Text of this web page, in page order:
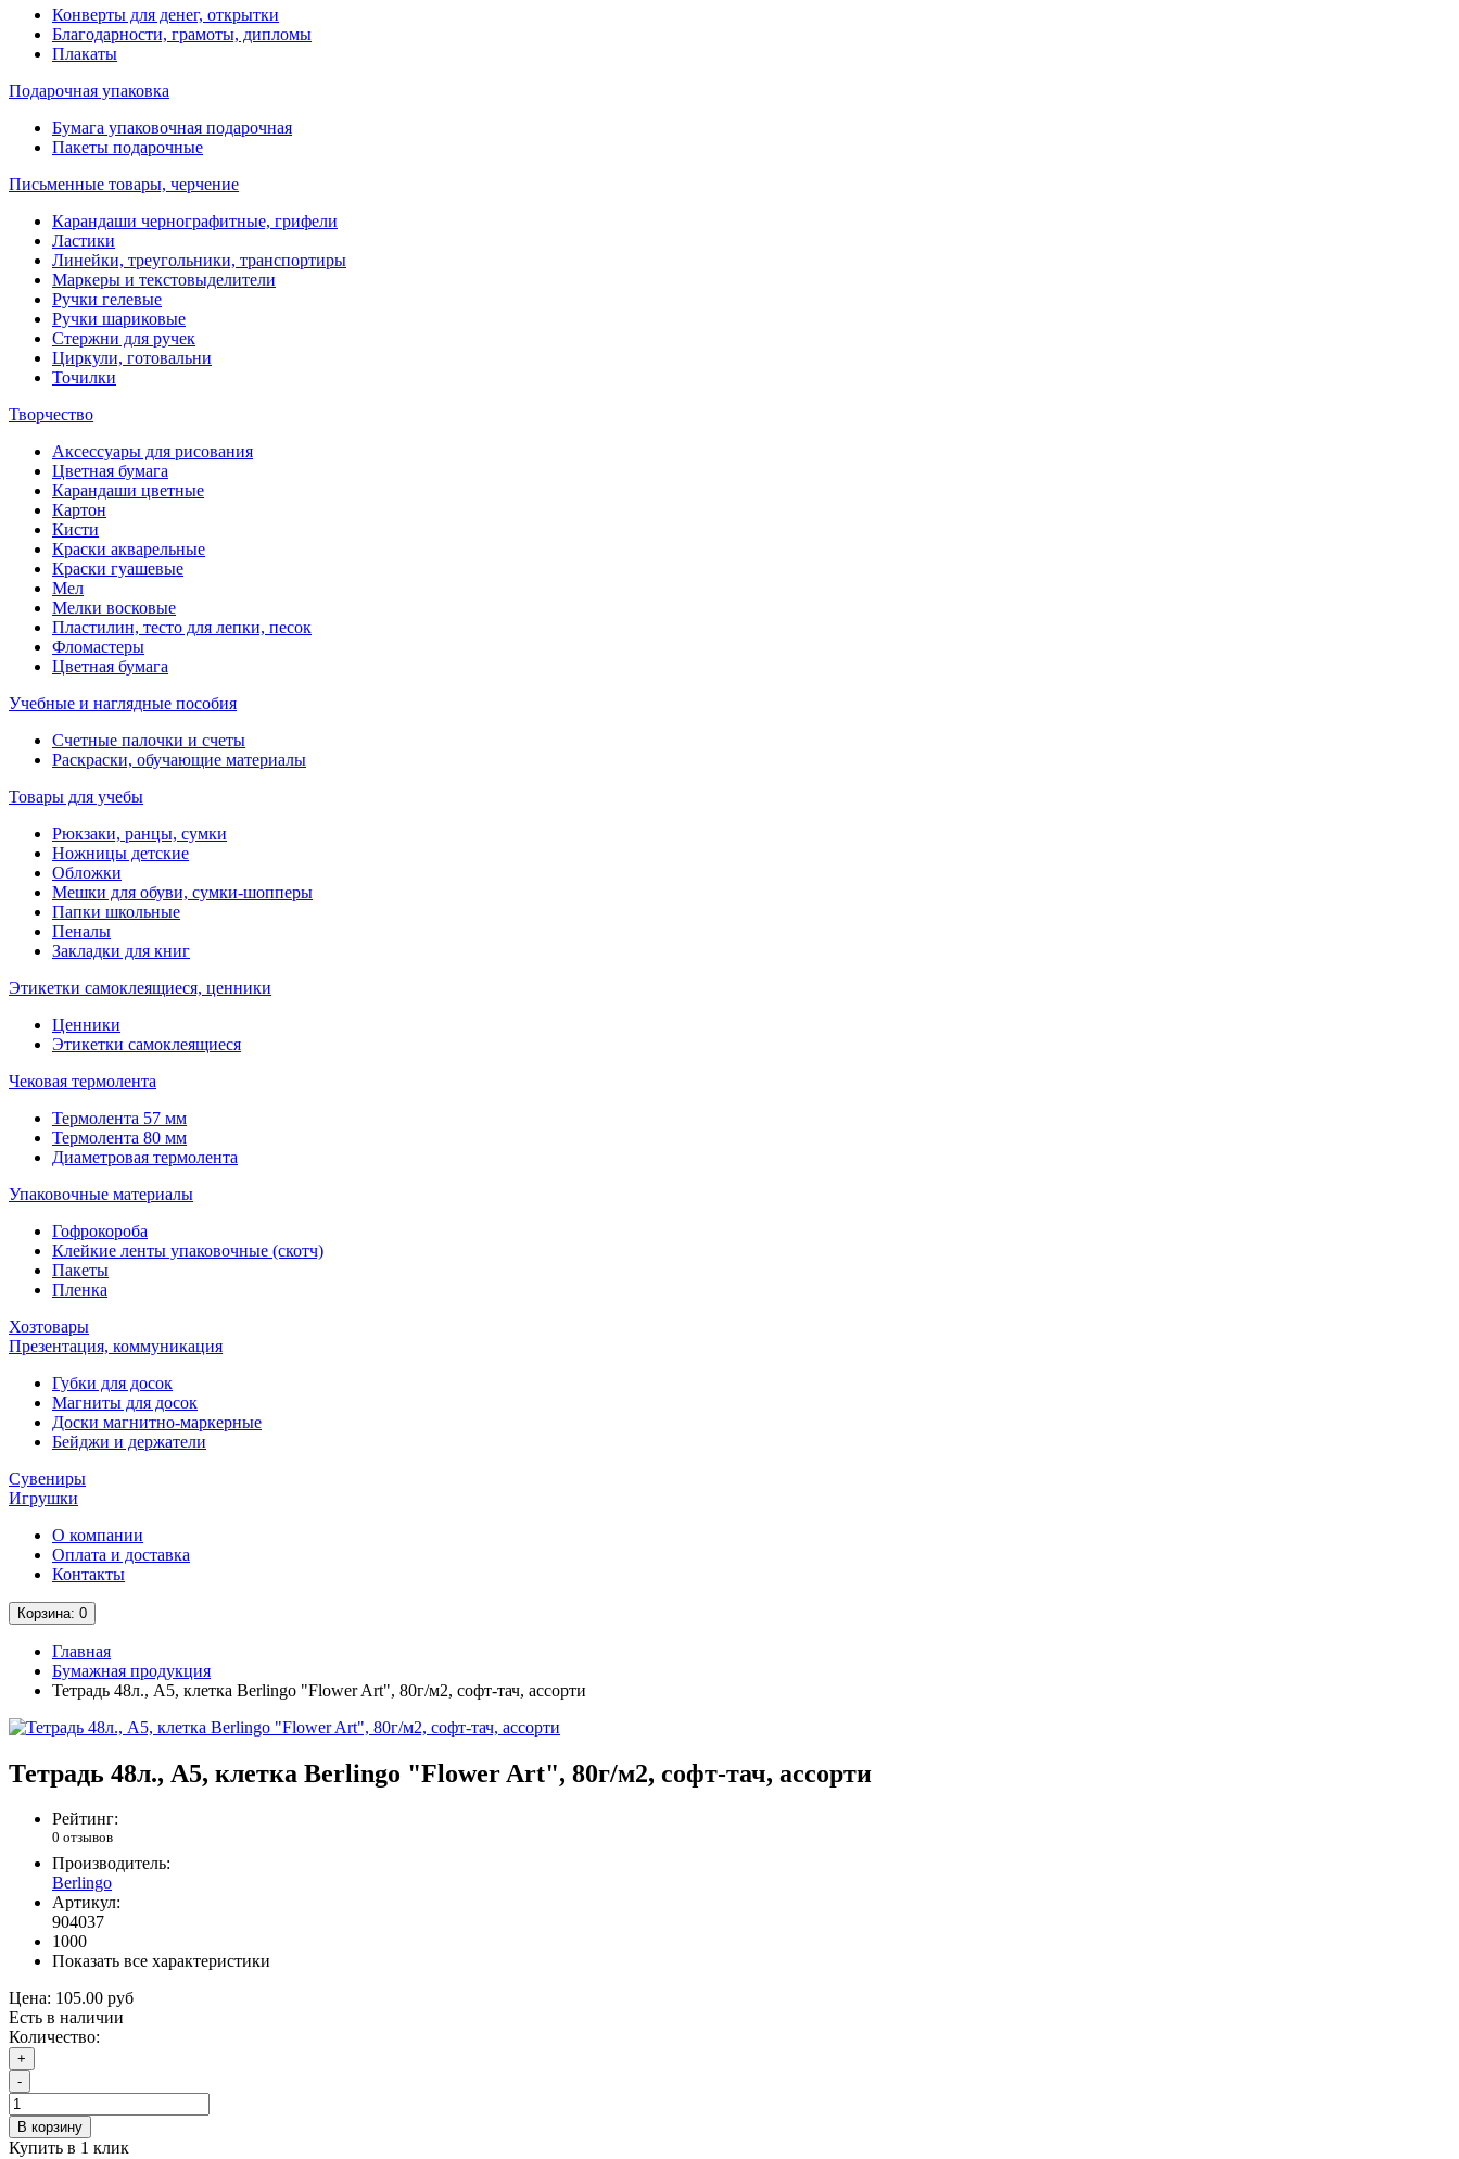
Конверты для денег, открытки
Благодарности, грамоты, дипломы
Плакаты
Подарочная упаковка
Бумага упаковочная подарочная
Пакеты подарочные
Письменные товары, черчение
Карандаши чернографитные, грифели
Ластики
Линейки, треугольники, транспортиры
Маркеры и текстовыделители
Ручки гелевые
Ручки шариковые
Стержни для ручек
Циркули, готовальни
Точилки
Творчество
Аксессуары для рисования
Цветная бумага
Карандаши цветные
Картон
Кисти
Краски акварельные
Краски гуашевые
Мел
Мелки восковые
Пластилин, тесто для лепки, песок
Фломастеры
Цветная бумага
Учебные и наглядные пособия
Счетные палочки и счеты
Раскраски, обучающие материалы
Товары для учебы
Рюкзаки, ранцы, сумки
Ножницы детские
Обложки
Мешки для обуви, сумки-шопперы
Папки школьные
Пеналы
Закладки для книг
Этикетки самоклеящиеся, ценники
Ценники
Этикетки самоклеящиеся
Чековая термолента
Термолента 57 мм
Термолента 80 мм
Диаметровая термолента
Упаковочные материалы
Гофрокороба
Клейкие ленты упаковочные (скотч)
Пакеты
Пленка
Хозтовары
Презентация, коммуникация
Губки для досок
Магниты для досок
Доски магнитно-маркерные
Бейджи и держатели
Сувениры
Игрушки
О компании
Оплата и доставка
Контакты
Корзина: 0
Главная
Бумажная продукция
Тетрадь 48л., A5, клетка Berlingo "Flower Art", 80г/м2, софт-тач, ассорти
Тетрадь 48л., A5, клетка Berlingo "Flower Art", 80г/м2, софт-тач, ассорти
Рейтинг:
0 отзывов
Производитель:
Berlingo
Артикул:
904037
1000
Показать все характеристики
Цена: 105.00 руб
Есть в наличии
Количество:
+
-
В корзину
Купить в 1 клик